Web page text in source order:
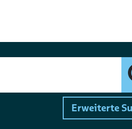
Erweiterte